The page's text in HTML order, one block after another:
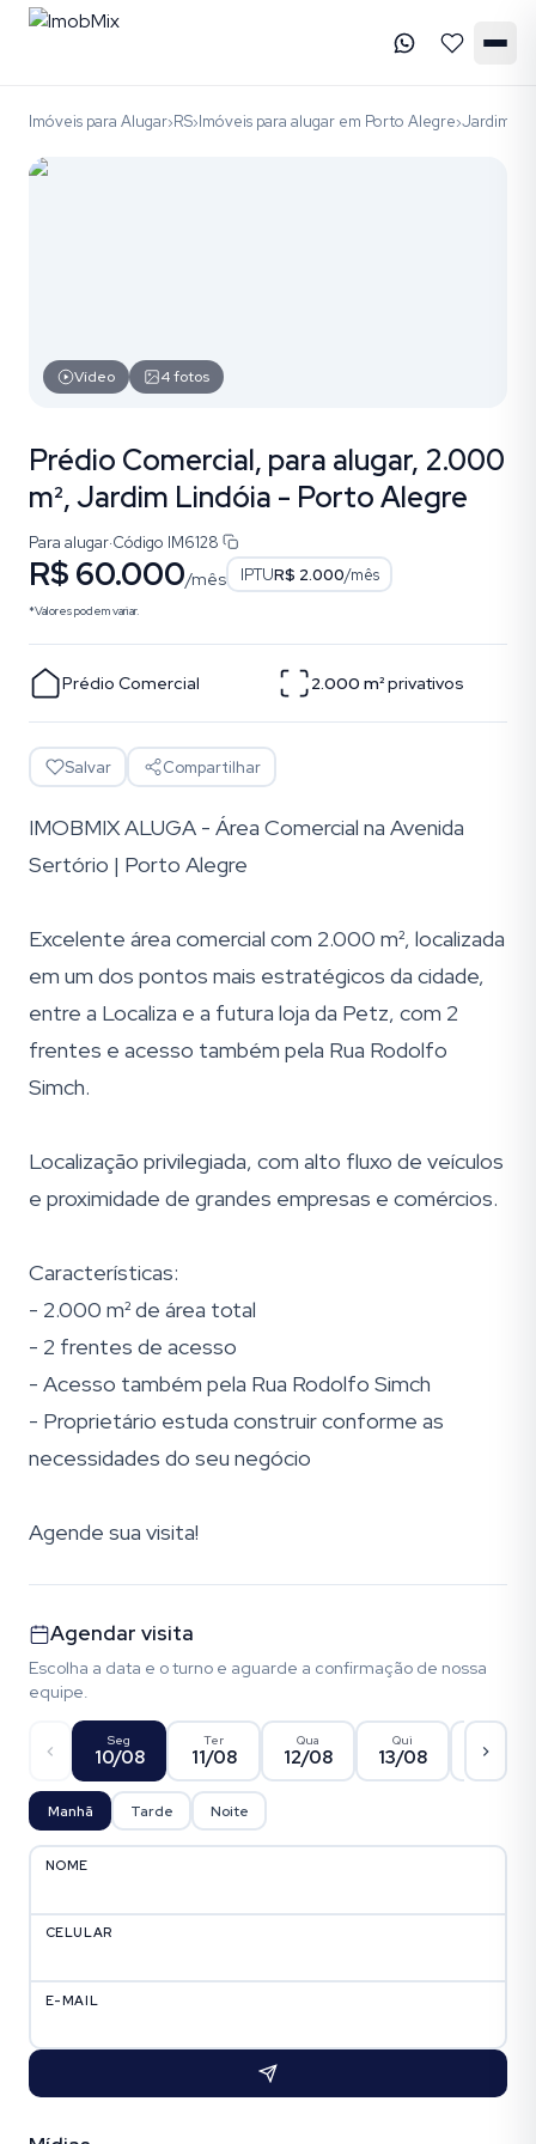
Imóveis para Alugar›RS›Imóveis para alugar em Porto Alegre›Jardim
Vídeo 4fotos
Prédio Comercial, para alugar, 2.000
m², Jardim Lindóia - Porto Alegre
Para alugar·Código IM6128
R$ 60.000/mês IPTUR$ 2.000/mês
*Valores podem variar.
Prédio Comercial 2.000 m²privativos
Salvar Compartilhar
IMOBMIX ALUGA - Área Comercial na Avenida
Sertório | Porto Alegre
Excelente área comercial com 2.000 m², localizada
em um dos pontos mais estratégicos da cidade,
entre a Localiza e a futura loja da Petz, com 2
frentes e acesso também pela Rua Rodolfo
Simch.
Localização privilegiada, com alto fluxo de veículos
e proximidade de grandes empresas e comércios.
Características:
- 2.000 m² de área total
- 2 frentes de acesso
- Acesso também pela Rua Rodolfo Simch
- Proprietário estuda construir conforme as
necessidades do seu negócio
Agende sua visita!
Agendar visita
Escolha a data e o turno e aguarde a confirmação de nossa
equipe.
Seg
10/08
Ter
11/08
Qua
12/08
Qui
13/08 14/08
Manhã Tarde Noite
NOME
CELULAR
E-MAIL